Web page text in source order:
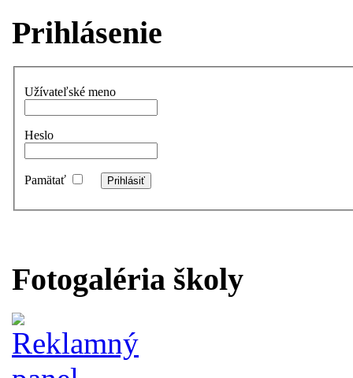
Prihlásenie
Užívateľské meno
Heslo
Pamätať
Fotogaléria školy